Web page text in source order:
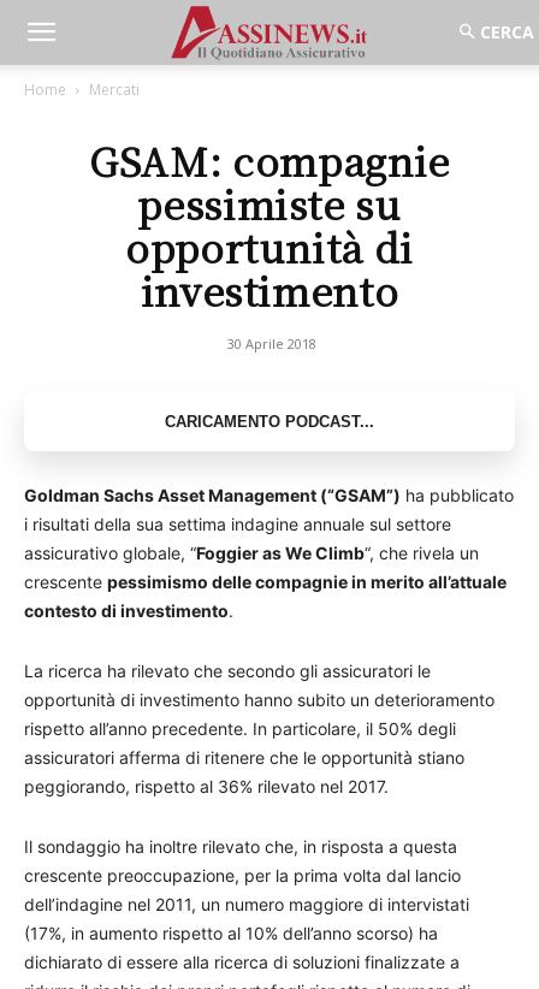
Home Mercati
GSAM: compagnie
pessimiste su
opportunità di
investimento
30 Aprile 2018
Goldman Sachs Asset Management (“GSAM”) ha pubblicato
i risultati della sua settima indagine annuale sul settore
assicurativo globale, “Foggier as We Climb“, che rivela un
crescente pessimismo delle compagnie in merito all’attuale
contesto di investimento.
La ricerca ha rilevato che secondo gli assicuratori le
opportunità di investimento hanno subito un deterioramento
rispetto all’anno precedente. In particolare, il 50% degli
assicuratori afferma di ritenere che le opportunità stiano
peggiorando, rispetto al 36% rilevato nel 2017.
Il sondaggio ha inoltre rilevato che, in risposta a questa
crescente preoccupazione, per la prima volta dal lancio
dell’indagine nel 2011, un numero maggiore di intervistati
(17%, in aumento rispetto al 10% dell’anno scorso) ha
dichiarato di essere alla ricerca di soluzioni finalizzate a